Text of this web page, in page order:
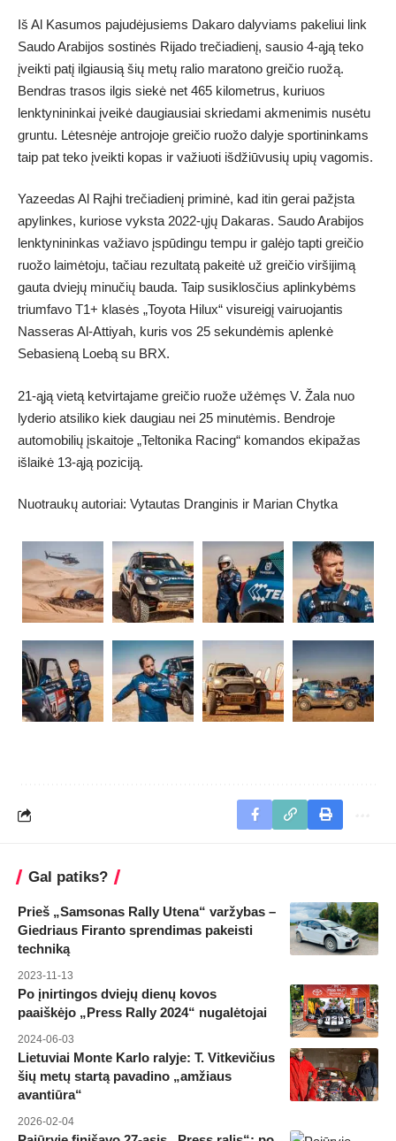
Iš Al Kasumos pajudėjusiems Dakaro dalyviams pakeliui link
Saudo Arabijos sostinės Rijado trečiadienį, sausio 4-ąją teko
įveikti patį ilgiausią šių metų ralio maratono greičio ruožą.
Bendras trasos ilgis siekė net 465 kilometrus, kuriuos
lenktynininkai įveikė daugiausiai skriedami akmenimis nusėtu
gruntu. Lėtesnėje antrojoje greičio ruožo dalyje sportininkams
taip pat teko įveikti kopas ir važiuoti išdžiūvusių upių vagomis.
Yazeedas Al Rajhi trečiadienį priminė, kad itin gerai pažįsta
apylinkes, kuriose vyksta 2022-ųjų Dakaras. Saudo Arabijos
lenktynininkas važiavo įspūdingu tempu ir galėjo tapti greičio
ruožo laimėtoju, tačiau rezultatą pakeitė už greičio viršijimą
gauta dviejų minučių bauda. Taip susiklosčius aplinkybėms
triumfavo T1+ klasės „Toyota Hilux“ visureigį vairuojantis
Nasseras Al-Attiyah, kuris vos 25 sekundėmis aplenkė
Sebasieną Loebą su BRX.
21-ąją vietą ketvirtajame greičio ruože užėmęs V. Žala nuo
lyderio atsiliko kiek daugiau nei 25 minutėmis. Bendroje
automobilių įskaitoje „Teltonika Racing“ komandos ekipažas
išlaikė 13-ąją poziciją.
Nuotraukų autoriai: Vytautas Dranginis ir Marian Chytka
Gal patiks?
Prieš „Samsonas Rally Utena“ varžybas –
Giedriaus Firanto sprendimas pakeisti
techniką
2023-11-13
Po įnirtingos dviejų dienų kovos
paaiškėjo „Press Rally 2024“ nugalėtojai
2024-06-03
Lietuviai Monte Karlo ralyje: T. Vitkevičius
šių metų startą pavadino „amžiaus
avantiūra“
2026-02-04